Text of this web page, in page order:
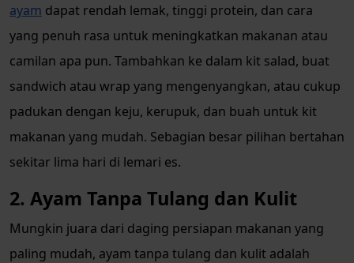
ayam dapat rendah lemak, tinggi protein, dan cara
yang penuh rasa untuk meningkatkan makanan atau
camilan apa pun. Tambahkan ke dalam kit salad, buat
sandwich atau wrap yang mengenyangkan, atau cukup
padukan dengan keju, kerupuk, dan buah untuk kit
makanan yang mudah. Sebagian besar pilihan bertahan
sekitar lima hari di lemari es.
2. Ayam Tanpa Tulang dan Kulit
Mungkin juara dari daging persiapan makanan yang
paling mudah, ayam tanpa tulang dan kulit adalah